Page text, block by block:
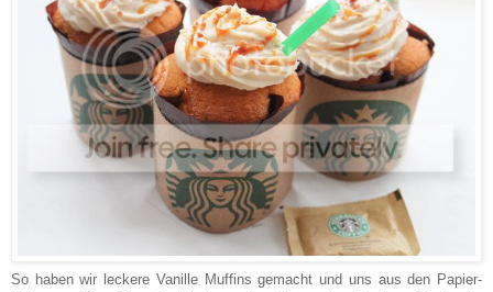
So haben wir leckere Vanille Muffins gemacht und uns aus den Papier-